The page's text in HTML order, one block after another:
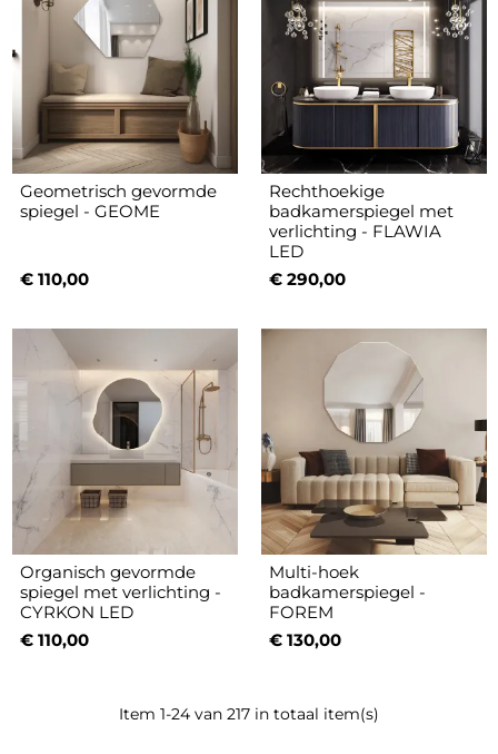
Geometrisch gevormde
spiegel - GEOME
€ 110,00
Rechthoekige
badkamerspiegel met
verlichting - FLAWIA
LED
€ 290,00
Organisch gevormde
spiegel met verlichting -
CYRKON LED
€ 110,00
Multi-hoek
badkamerspiegel -
FOREM
€ 130,00
Item 1-24 van 217 in totaal item(s)